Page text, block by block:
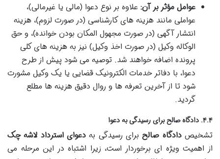
عوامل مؤثر بر آن: علاوه بر نوع دعوا (مالی یا غیرمالی)،
عواملی مانند هزینه های کارشناسی (در صورت لزوم)، هزینه
انتشار آگهی (در صورت مجهول المکان بودن خوانده)، و حق
الوکاله وکیل (در صورت اخذ وکیل) نیز به هزینه های کلی
پرونده اضافه خواهند شد. توصیه می شود پیش از طرح
دعوا، با دفاتر خدمات الکترونیک قضایی یا یک وکیل مشورت
شود تا از آخرین تعرفه ها و روال دقیق هزینه ها مطلع
گردید.
۴.۴. دادگاه صالح برای رسیدگی به دعوا
تشخیصدادگاه صالحبرای رسیدگی به دعوای استرداد لاشه چک
از اهمیت ویژه ای برخوردار است، زیرا اشتباه در این مرحله می